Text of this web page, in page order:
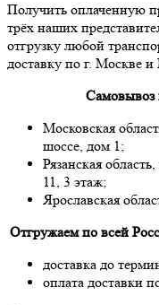
Получить оплаченную
трёх наших
отгрузку любой
доставку по г. Москве
Самовывоз
Московская
шоссе, дом 1;
Рязанская
11, 3 этаж;
Ярославская
Отгружаем по всей
доставка до
оплата доставки